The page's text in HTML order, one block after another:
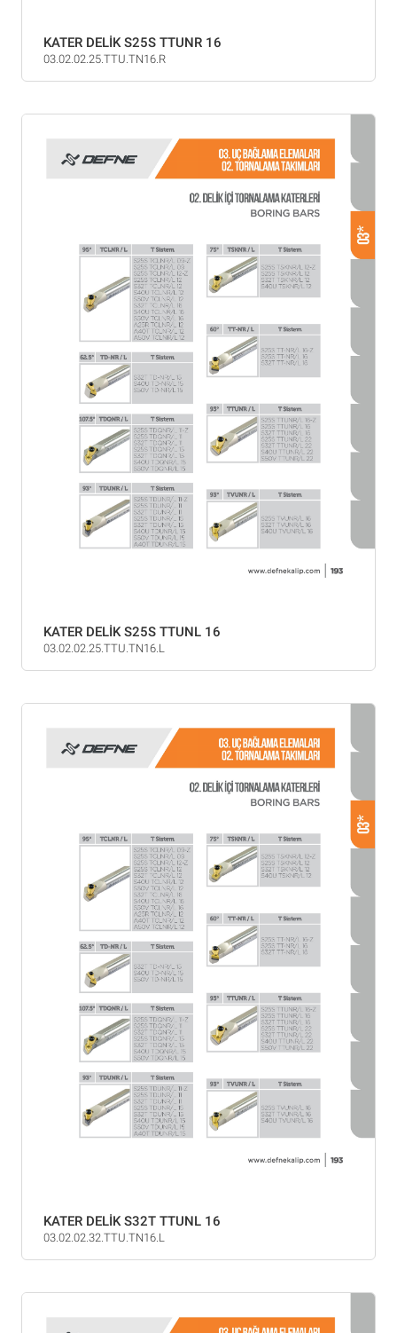
KATER DELİK S25S TTUNR 16
03.02.02.25.TTU.TN16.R
KATER DELİK S25S TTUNL 16
03.02.02.25.TTU.TN16.L
KATER DELİK S32T TTUNL 16
03.02.02.32.TTU.TN16.L